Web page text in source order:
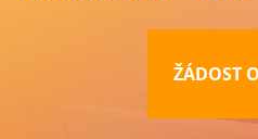
ŽÁDOST